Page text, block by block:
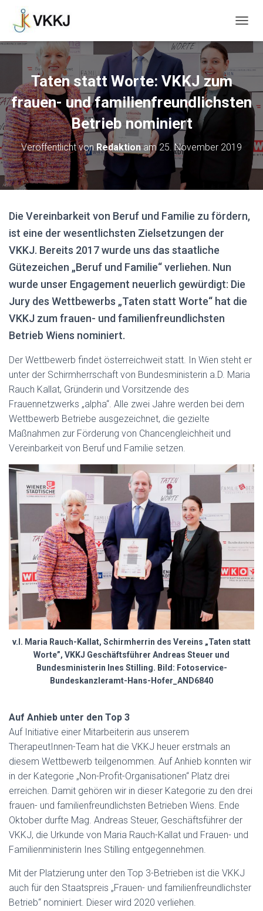
A
V
I
T
Taten statt Worte: VKKJ zum
frauen- und familienfreundlichsten
Betrieb nominiert
Veröffentlicht vonRedaktionam25. November 2019
Die Vereinbarkeit von Beruf und Familie zu fördern,
ist eine der wesentlichsten Zielsetzungen der
VKKJ. Bereits 2017 wurde uns das staatliche
Gütezeichen „Beruf und Familie“ verliehen. Nun
wurde unser Engagement neuerlich gewürdigt: Die
Jury des Wettbewerbs „Taten statt Worte“ hat die
VKKJ zum frauen- und familienfreundlichsten
Betrieb Wiens nominiert.
Der Wettbewerb findet österreichweit statt. In Wien steht er
unter der Schirmherrschaft von Bundesministerin a.D. Maria
Rauch Kallat, Gründerin und Vorsitzende des
Frauennetzwerks „alpha“. Alle zwei Jahre werden bei dem
Wettbewerb Betriebe ausgezeichnet, die gezielte
Maßnahmen zur Förderung von Chancengleichheit und
Vereinbarkeit von Beruf und Familie setzen.
v.l. Maria Rauch-Kallat, Schirmherrin des Vereins „Taten statt
Worte”, VKKJ Geschäftsführer Andreas Steuer und
Bundesministerin Ines Stilling. Bild: Fotoservice-
Bundeskanzleramt-Hans-Hofer_AND6840
Auf Anhieb unter den Top 3
Auf Initiative einer Mitarbeiterin aus unserem
TherapeutInnen-Team hat die VKKJ heuer erstmals an
diesem Wettbewerb teilgenommen. Auf Anhieb konnten wir
in der Kategorie „Non-Profit-Organisationen“ Platz drei
erreichen. Damit gehören wir in dieser Kategorie zu den drei
frauen- und familienfreundlichsten Betrieben Wiens. Ende
Oktober durfte Mag. Andreas Steuer, Geschäftsführer der
VKKJ, die Urkunde von Maria Rauch-Kallat und Frauen- und
Familienministerin Ines Stilling entgegennehmen.
Mit der Platzierung unter den Top 3-Betrieben ist die VKKJ
auch für den Staatspreis „Frauen- und familienfreundlichster
Betrieb“ nominiert. Dieser wird 2020 verliehen.